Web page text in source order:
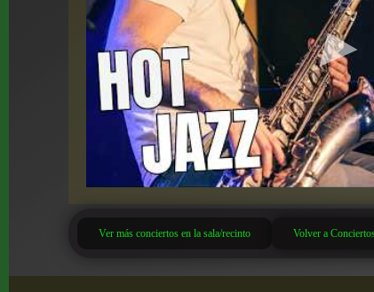
Ver más conciertos en la sala/recinto Volver a